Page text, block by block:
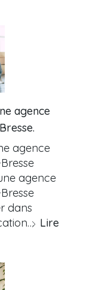
agence
agence
agence
dans
Lire